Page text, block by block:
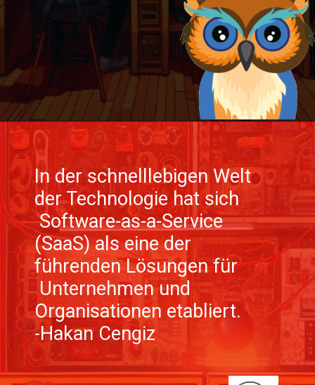
Wird geöffnet https://yadbo.de/Software/unternehmen/hakan-cengiz-ihr-seo-manager-bonn-rhein-sieg-kreis/
In der schnelllebigen Welt
der Technologie hat sich
Software-as-a-Service
(SaaS) als eine der
führenden Lösungen für
Unternehmen und
Organisationen etabliert.
-Hakan Cengiz